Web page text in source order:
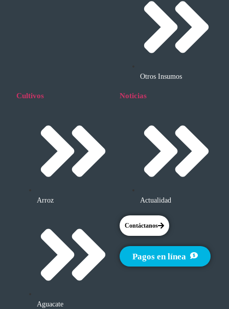
Otros Insumos
Cultivos
Arroz
Aguacate
Noticias
Actualidad
Contáctanos
Pagos en línea